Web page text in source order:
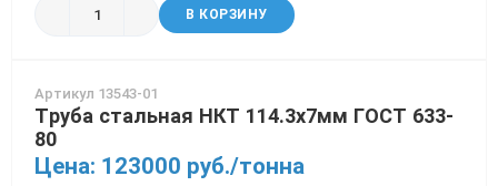
В КОРЗИНУ
Артикул 13543-01
Труба стальная НКТ 114.3х7мм ГОСТ 633-
80
Цена: 123000 руб./тонна